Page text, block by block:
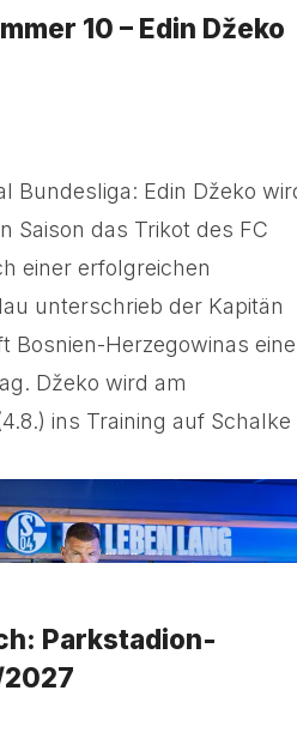
10 – Edin Džeko
Bundesliga: Edin Džeko
Saison das Trikot des FC
einer erfolgreichen
unterschrieb der Kapitän
Bosnien-Herzegowinas
Džeko wird am
ins Training auf Schalke
Parkstadion-